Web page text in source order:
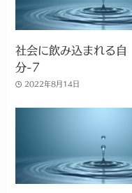
社会に飲み込まれる自
分-7
2022年8月14日